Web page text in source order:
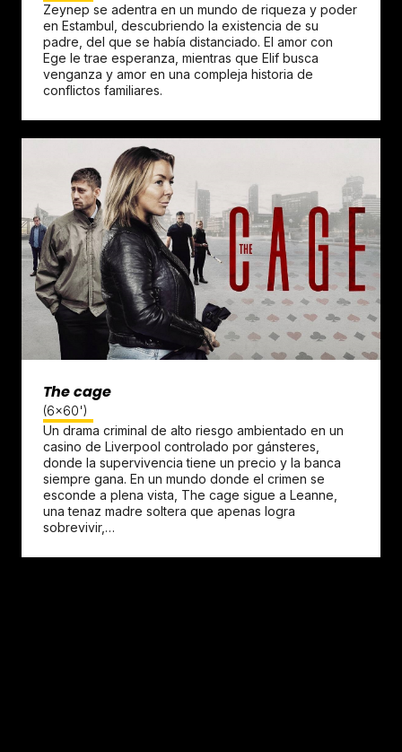
Zeynep se adentra en un mundo de riqueza y poder
en Estambul, descubriendo la existencia de su
padre, del que se había distanciado. El amor con
Ege le trae esperanza, mientras que Elif busca
venganza y amor en una compleja historia de
conflictos familiares.
The cage
(6x60')
Un drama criminal de alto riesgo ambientado en un
casino de Liverpool controlado por gánsteres,
donde la supervivencia tiene un precio y la banca
siempre gana. En un mundo donde el crimen se
esconde a plena vista, The cage sigue a Leanne,
una tenaz madre soltera que apenas logra
sobrevivir,…